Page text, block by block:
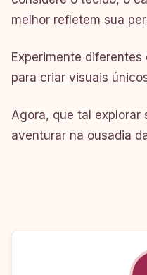
melhor refletem sua
Experimente
para criar visuais
Agora, que tal explorar
aventurar na ousadia